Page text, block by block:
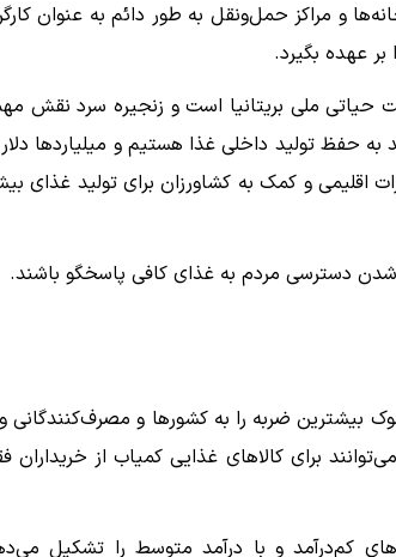
و مراکز حمل‌ونقل به طور دائم به عنوان
عهده بگیرد.
اعلام کرد: «بخش غذا یکی از ۱۳ بخش زیرساخت حیاتی ملی بریتانیا است و زنجیره سرد
به حفظ تولید داخلی غذا هستیم و میلیاردها
اقلیمی و کمک به کشاورزان برای تولید غذای
دسترسی مردم به غذای کافی پاسخگو باشند.
بیشترین ضربه را به کشورها و مصرف‌کنندگانی
برای کالاهای غذایی کمیاب از خریداران
کم‌درآمد و با درآمد متوسط را تشکیل